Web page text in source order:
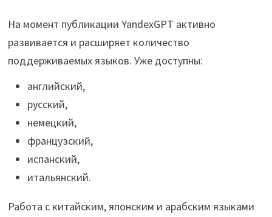
На момент публикации YandexGPT активно
развивается и расширяет количество
поддерживаемых языков. Уже доступны:
английский,
русский,
немецкий,
французский,
испанский,
итальянский.
Работа с китайским, японским и арабским языками